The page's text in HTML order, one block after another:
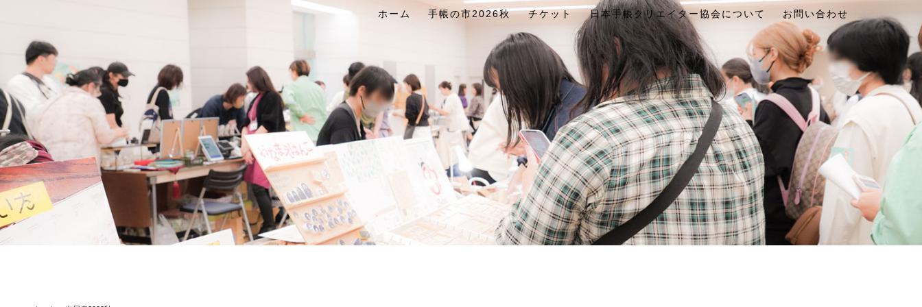
ホーム 手帳の市2026秋 チケット 日本手帳クリエイター協会について お問い合わせ